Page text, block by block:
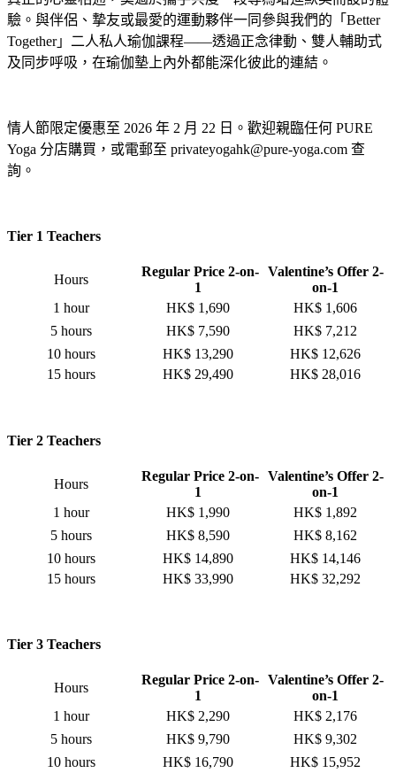
驗。與伴侶、摯友或最愛的運動夥伴一同參與我們的「Better
Together」二人私人瑜伽課程——透過正念律動、雙人輔助式
及同步呼吸，在瑜伽墊上內外都能深化彼此的連結。
情人節限定優惠至 2026 年 2 月 22 日。歡迎親臨任何 PURE
Yoga 分店購買，或電郵至 privateyogahk@pure-yoga.com 查
詢。
Tier 1 Teachers
Hours
Regular Price 2-on-
1
Valentine’s Offer 2-
on-1
1 hour
HK$ 1,690
HK$ 1,606
5 hours
HK$ 7,590
HK$ 7,212
10 hours
HK$ 13,290
HK$ 12,626
15 hours
HK$ 29,490 HK$ 28,016
Tier 2 Teachers
Hours
Regular Price 2-on-
1
Valentine’s Offer 2-
on-1
1 hour
HK$ 1,990
HK$ 1,892
5 hours
HK$ 8,590
HK$ 8,162
10 hours
HK$ 14,890
HK$ 14,146
15 hours
HK$ 33,990 HK$ 32,292
Tier 3 Teachers
Hours
Regular Price 2-on-
1
Valentine’s Offer 2-
on-1
1 hour
HK$ 2,290
HK$ 2,176
5 hours
HK$ 9,790
HK$ 9,302
10 hours
HK$ 16,790
HK$ 15,952